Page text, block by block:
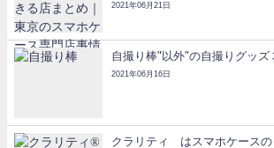
2021年06月21日
自撮り棒"以外"の自撮りグッズ
2021年06月16日
クラリティ®はスマホケースの